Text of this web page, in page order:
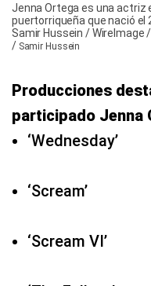
Jenna Ortega es una actriz
puertorriqueña que nació el
Samir Hussein / WireImage
/ Samir Hussein
Producciones
participado Jenna
‘Wednesday’
‘Scream’
‘Scream VI’